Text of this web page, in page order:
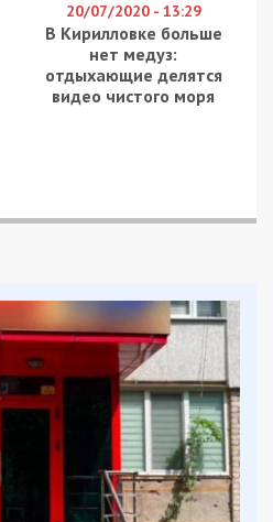
20/07/2020 - 13:29
В Кирилловке больше
нет медуз:
отдыхающие делятся
видео чистого моря